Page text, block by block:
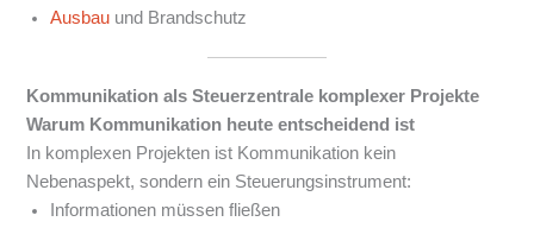
Ausbau und Brandschutz
Kommunikation als Steuerzentrale komplexer Projekte
Warum Kommunikation heute entscheidend ist
In komplexen Projekten ist Kommunikation kein
Nebenaspekt, sondern ein Steuerungsinstrument:
Informationen müssen fließen